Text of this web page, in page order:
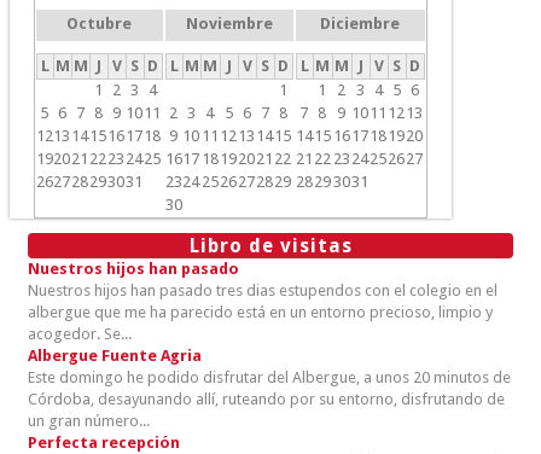
Octubre
L M M J V S D
1
2 3
4
5 6 7 8 9 10 11
12 13 1415 16 17 18
192021 22 23 2425
262728293031
Noviembre
L M M J V S D
1
2 3 4 5 6 7
8
9 10 11 12 13 1415
1617 18 192021 22
23242526272829
30
Diciembre
L M M J V S D
1
2 3 4 5
6
7 8 9 10 11 12 13
1415 16 17 18 1920
21 22 23 24252627
28293031
Libro de visitas
Nuestros hijos han pasado
Nuestros hijos han pasado tres dias estupendos con el colegio en el
albergue que me ha parecido está en un entorno precioso, limpio y
acogedor. Se...
Albergue Fuente Agria
Este domingo he podido disfrutar del Albergue, a unos 20 minutos de
Córdoba, desayunando allí, ruteando por su entorno, disfrutando de
un gran número...
Perfecta recepción